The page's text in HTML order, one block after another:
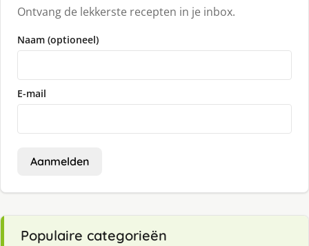
Ontvang de lekkerste recepten in je inbox.
Naam (optioneel)
E-mail
Aanmelden
Populaire categorieën